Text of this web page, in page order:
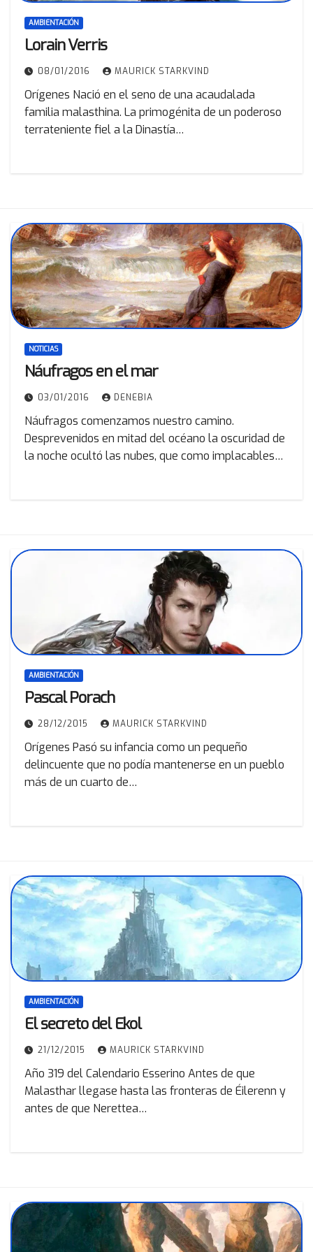
AMBIENTACIÓN
Lorain Verris
08/01/2016 MAURICK STARKVIND
Orígenes Nació en el seno de una acaudalada
familia malasthina. La primogénita de un poderoso
terrateniente fiel a la Dinastía…
NOTICIAS
Náufragos en el mar
03/01/2016 DENEBIA
Náufragos comenzamos nuestro camino.
Desprevenidos en mitad del océano la oscuridad de
la noche ocultó las nubes, que como implacables…
AMBIENTACIÓN
Pascal Porach
28/12/2015 MAURICK STARKVIND
Orígenes Pasó su infancia como un pequeño
delincuente que no podía mantenerse en un pueblo
más de un cuarto de…
AMBIENTACIÓN
El secreto del Ekol
21/12/2015 MAURICK STARKVIND
Año 319 del Calendario Esserino Antes de que
Malasthar llegase hasta las fronteras de Éilerenn y
antes de que Nerettea…